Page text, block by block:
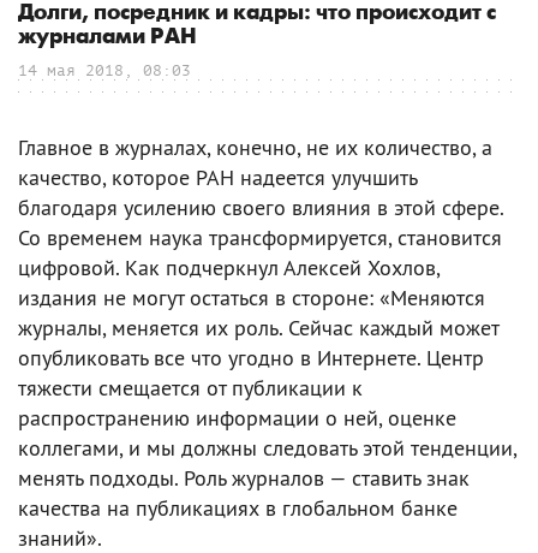
Долги, посредник и кадры: что происходит с
журналами РАН
14 мая 2018, 08:03
Главное в журналах, конечно, не их количество, а
качество, которое РАН надеется улучшить
благодаря усилению своего влияния в этой сфере.
Со временем наука трансформируется, становится
цифровой. Как подчеркнул Алексей Хохлов,
издания не могут остаться в стороне: «Меняются
журналы, меняется их роль. Сейчас каждый может
опубликовать все что угодно в Интернете. Центр
тяжести смещается от публикации к
распространению информации о ней, оценке
коллегами, и мы должны следовать этой тенденции,
менять подходы. Роль журналов — ставить знак
качества на публикациях в глобальном банке
знаний».